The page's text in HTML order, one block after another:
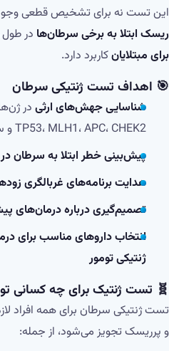
این تست نه برای تشخیص قطعی وجود
ریسک ابتلا به برخی سرطان‌ها در طول
برای مبتلایانکاربرد دارد.
🎯 اهداف تست ژنتیکی سرطان
شناسایی جهش‌های ارثی
TP53، MLH1، APC، CHEK2 و سایر ژن‌های مرتبط با سرطان
پیش‌بینی خطر ابتلا به سرطان در
هدایت برنامه‌های غربالگری
تصمیم‌گیری درباره درمان‌های
انتخاب داروهای مناسب برای
ژنتیکی تومور
🧬 تست ژنتیک برای چه کسانی
تست ژنتیکی سرطان برای همه افراد
و پرریسک تجویز می‌شود، از جمله: